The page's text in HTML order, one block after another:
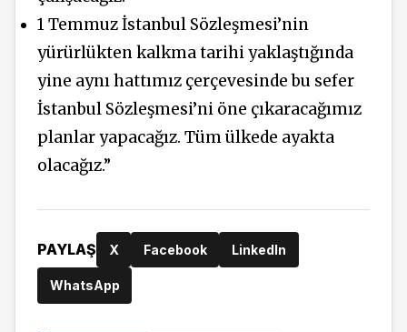
1 Temmuz İstanbul Sözleşmesi’nin
yürürlükten kalkma tarihi yaklaştığında
yine aynı hattımız çerçevesinde bu sefer
İstanbul Sözleşmesi’ni öne çıkaracağımız
planlar yapacağız. Tüm ülkede ayakta
olacağız.”
PAYLAŞ X Facebook LinkedIn
WhatsApp